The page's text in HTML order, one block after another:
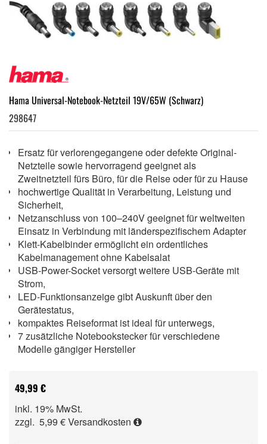
Hama Universal-Notebook-Netzteil 19V/65W (Schwarz)
298647
Ersatz für verlorengegangene oder defekte Original-
Netzteile sowie hervorragend geeignet als
Zweitnetzteil fürs Büro, für die Reise oder für zu Hause
hochwertige Qualität in Verarbeitung, Leistung und
Sicherheit,
Netzanschluss von 100–240V geeignet für weltweiten
Einsatz in Verbindung mit länderspezifischem Adapter
Klett-Kabelbinder ermöglicht ein ordentliches
Kabelmanagement ohne Kabelsalat
USB-Power-Socket versorgt weitere USB-Geräte mit
Strom,
LED-Funktionsanzeige gibt Auskunft über den
Gerätestatus,
kompaktes Reiseformat ist ideal für unterwegs,
7 zusätzliche Notebookstecker für verschiedene
Modelle gängiger Hersteller
49,99 €
inkl. 19% MwSt.
zzgl. 5,99 €Versandkosten